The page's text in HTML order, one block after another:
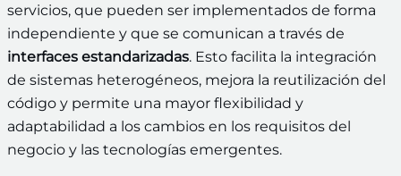
servicios, que pueden ser implementados de forma
independiente y que se comunican a través de
interfaces estandarizadas. Esto facilita la integración
de sistemas heterogéneos, mejora la reutilización del
código y permite una mayor flexibilidad y
adaptabilidad a los cambios en los requisitos del
negocio y las tecnologías emergentes.